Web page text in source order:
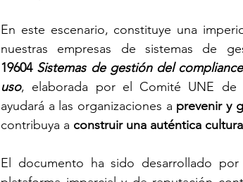
En este escenario, constituye una
nuestras empresas de sistemas de
19604 Sistemas de gestión del
uso, elaborada por el Comité UNE de
ayudará a las organizaciones a prevenir y
contribuya a construir una auténtica
El documento ha sido desarrollado